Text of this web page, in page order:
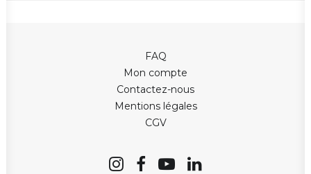
FAQ
Mon compte
Contactez-nous
Mentions légales
CGV